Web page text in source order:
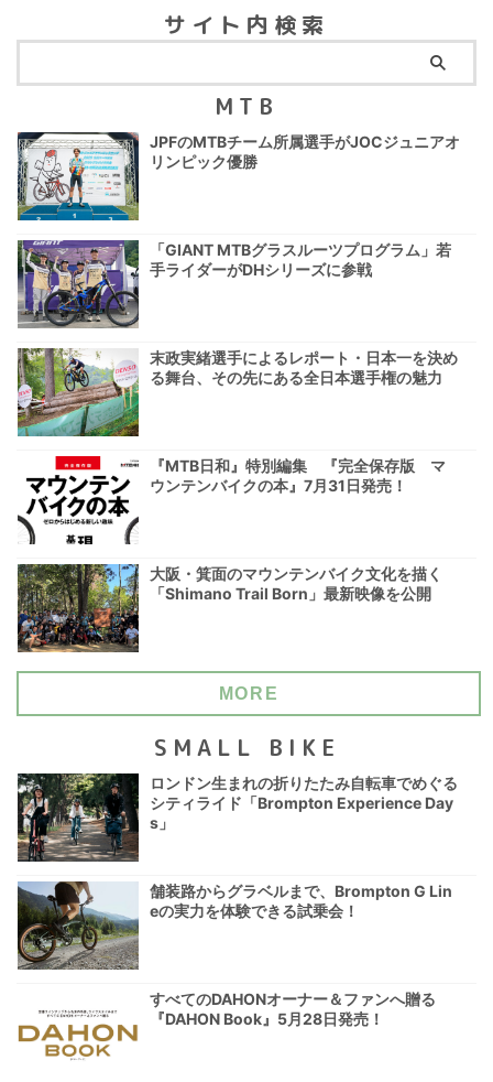
サイト内検索
MTB
JPFのMTBチーム所属選手がJOCジュニアオ
リンピック優勝
「GIANT MTBグラスルーツプログラム」若
手ライダーがDHシリーズに参戦
末政実緒選手によるレポート・日本一を決め
る舞台、その先にある全日本選手権の魅力
『MTB日和』特別編集 『完全保存版 マ
ウンテンバイクの本』7月31日発売！
大阪・箕面のマウンテンバイク文化を描く
「Shimano Trail Born」最新映像を公開
MORE
SMALL BIKE
ロンドン生まれの折りたたみ自転車でめぐる
シティライド「Brompton Experience Day
s」
舗装路からグラベルまで、Brompton G Lin
eの実力を体験できる試乗会！
すべてのDAHONオーナー＆ファンへ贈る
『DAHON Book』5月28日発売！